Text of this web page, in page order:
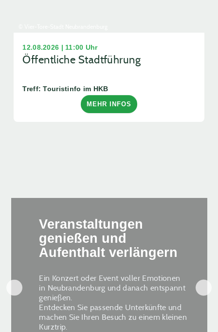
12.08.2026 | 11:00 Uhr
Öffentliche Stadtführung
Treff: Touristinfo im HKB
MEHR INFOS
Veranstaltungen
genießen und
Aufenthalt verlängern
Ein Konzert oder Event voller Emotionen
in Neubrandenburg und danach entspannt
genießen.
Entdecken Sie passende Unterkünfte und
machen Sie Ihren Besuch zu einem kleinen
Kurztrip.